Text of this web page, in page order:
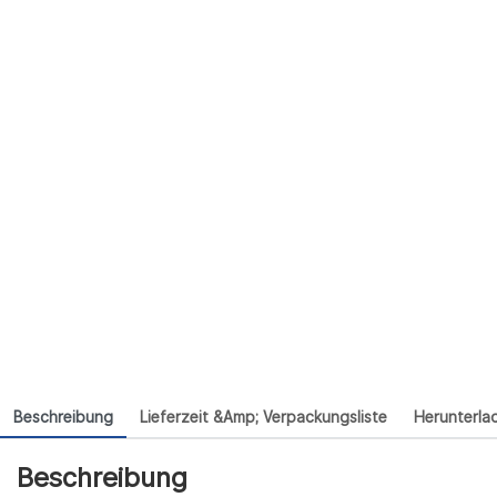
Beschreibung Lieferzeit &amp; Verpackungsliste
Beschreibung